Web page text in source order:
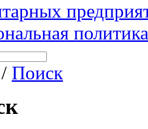
политика
/ Поиск